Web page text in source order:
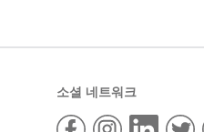
소셜 네트워크